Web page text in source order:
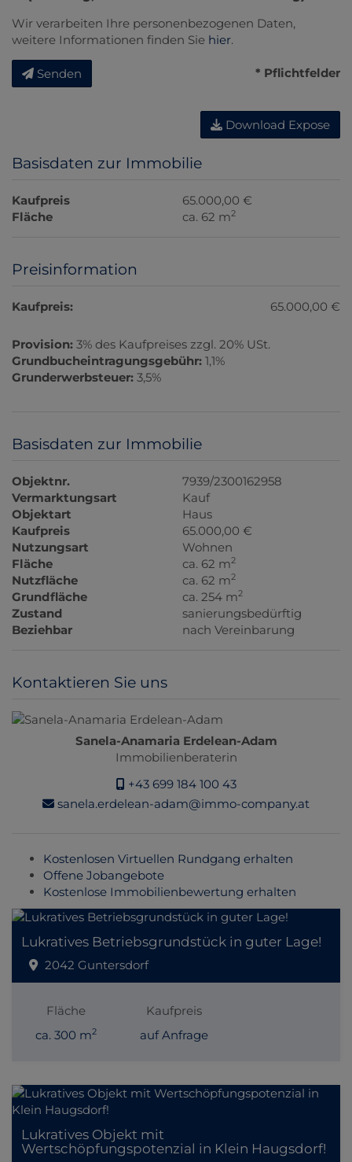
Wir verarbeiten Ihre personenbezogenen Daten,
weitere Informationen finden Sie hier.
Senden * Pflichtfelder
Download Expose
Basisdaten zur Immobilie
Kaufpreis
65.000,00 €
Fläche
ca. 62 m2
Preisinformation
Kaufpreis: 65.000,00 €
Provision: 3% des Kaufpreises zzgl. 20% USt.
Grundbucheintragungsgebühr: 1,1%
Grunderwerbsteuer: 3,5%
Basisdaten zur Immobilie
Objektnr.
7939/2300162958
Vermarktungsart
Kauf
Objektart
Haus
Kaufpreis
65.000,00 €
Nutzungsart
Wohnen
Fläche
ca. 62 m2
Nutzfläche ca. 62 m2
Grundfläche ca. 254 m2
Zustand
sanierungsbedürftig
Beziehbar
nach Vereinbarung
Kontaktieren Sie uns
Sanela-Anamaria Erdelean-Adam
Immobilienberaterin
+43 699 184 100 43
sanela.erdelean-adam@immo-company.at
Kostenlosen Virtuellen Rundgang erhalten
Offene Jobangebote
Kostenlose Immobilienbewertung erhalten
Lukratives Betriebsgrundstück in guter Lage!
2042 Guntersdorf
Fläche
ca. 300 m2
Kaufpreis
auf Anfrage
Lukratives Objekt mit
Wertschöpfungspotenzial in Klein Haugsdorf!